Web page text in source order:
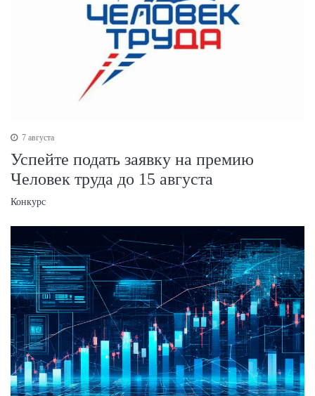
7 августа
Успейте подать заявку на премию
Человек труда до 15 августа
Конкурс